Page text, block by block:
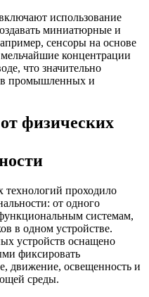
использование
миниатюрные и
сенсоры на основе
концентрации
что значительно
в промышленных и
физических
технологий проходило
от одного
системам,
в одном устройстве.
устройств оснащено
фиксировать
движение, освещенность и
среды.